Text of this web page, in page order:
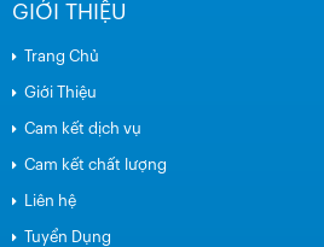
GIỚI THIỆU
Trang Chủ
Giới Thiệu
Cam kết dịch vụ
Cam kết chất lượng
Liên hệ
Tuyển Dụng